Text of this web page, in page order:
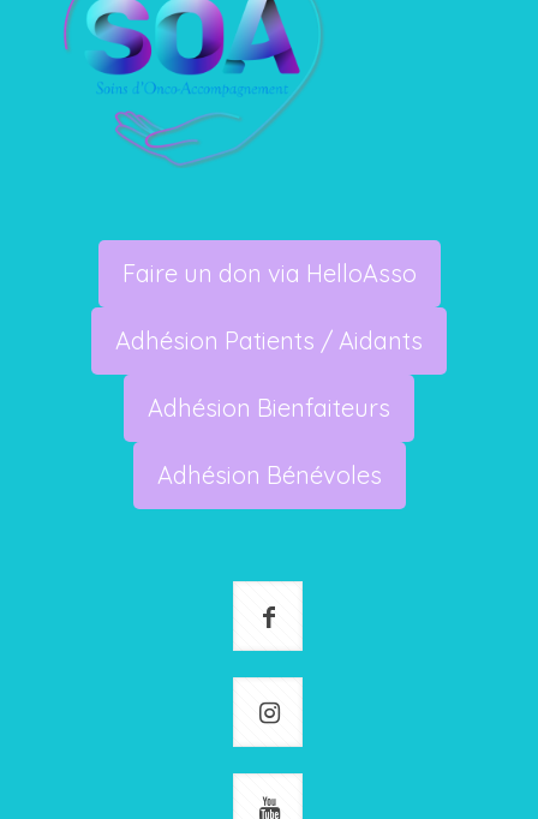
Faire un don via HelloAsso
Adhésion Patients / Aidants
Adhésion Bienfaiteurs
Adhésion Bénévoles